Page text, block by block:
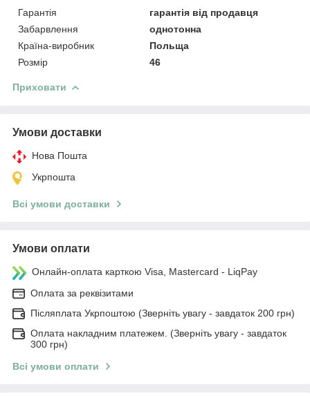
Гарантія
гарантія від продавця
Забарвлення
однотонна
Країна-виробник
Польща
Розмір
46
Приховати
Умови доставки
Нова Пошта
Укрпошта
Всі умови доставки
Умови оплати
Онлайн-оплата карткою Visa, Mastercard - LiqPay
Оплата за реквізитами
Післяплата Укрпоштою (Зверніть увагу - завдаток 200 грн)
Оплата накладним платежем. (Зверніть увагу - завдаток
300 грн)
Всі умови оплати